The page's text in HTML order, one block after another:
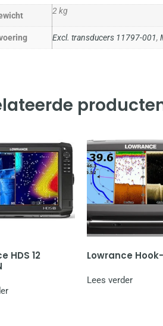
2 kg
Excl. transducers 11797-001,
HDS 12
Lowrance
Lees verder